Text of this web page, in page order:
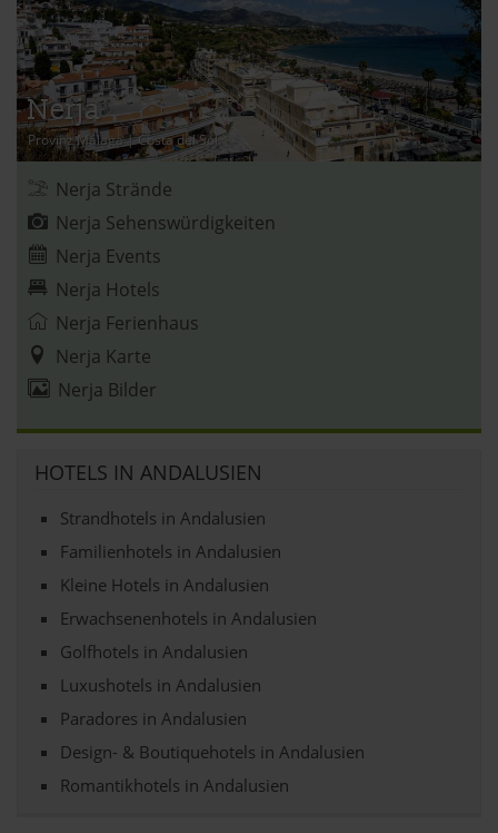
Nerja
Provinz Málaga|Costa del Sol
Nerja Strände
Nerja Sehenswürdigkeiten
Nerja Events
Nerja Hotels
Nerja Ferienhaus
Nerja Karte
Nerja Bilder
HOTELS IN ANDALUSIEN
Strandhotels in Andalusien
Familienhotels in Andalusien
Kleine Hotels in Andalusien
Erwachsenenhotels in Andalusien
Golfhotels in Andalusien
Luxushotels in Andalusien
Paradores in Andalusien
Design- & Boutiquehotels in Andalusien
Romantikhotels in Andalusien